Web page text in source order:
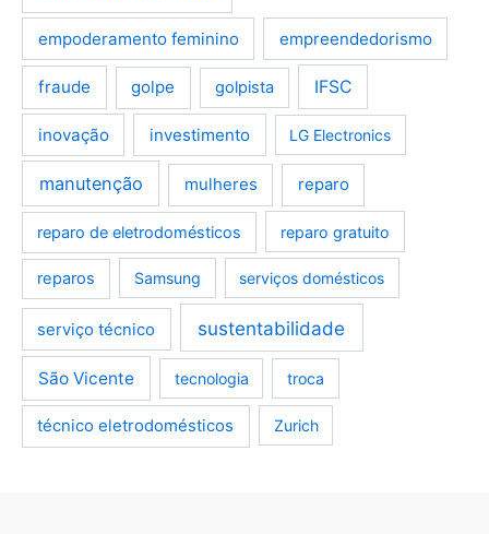
empoderamento feminino empreendedorismo
fraude golpe golpista IFSC
inovação investimento LG Electronics
manutenção mulheres reparo
reparo de eletrodomésticos reparo gratuito
reparos Samsung serviços domésticos
serviço técnico sustentabilidade
São Vicente tecnologia troca
técnico eletrodomésticos Zurich